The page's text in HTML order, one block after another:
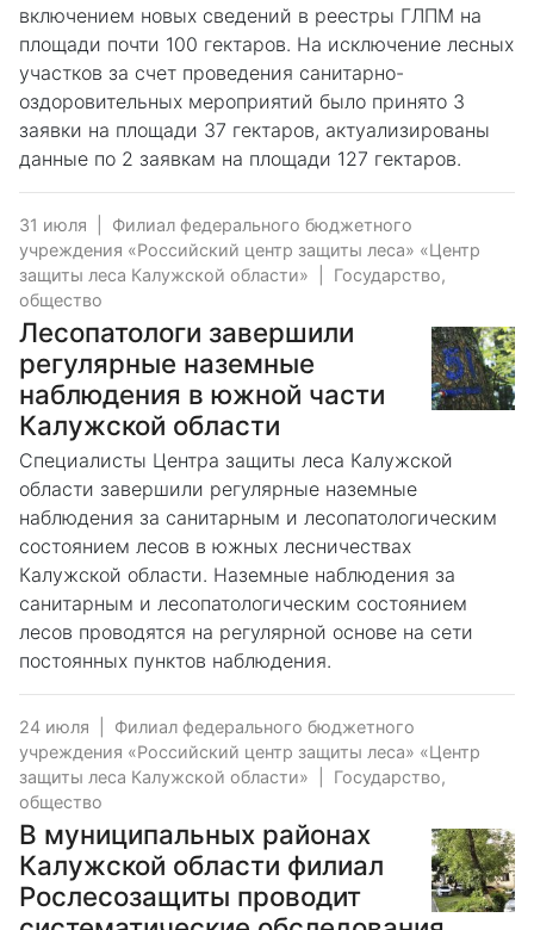
включением новых сведений в реестры ГЛПМ на
площади почти 100 гектаров. На исключение лесных
участков за счет проведения санитарно-
оздоровительных мероприятий было принято 3
заявки на площади 37 гектаров, актуализированы
данные по 2 заявкам на площади 127 гектаров.
31 июля
Филиал федерального бюджетного
учреждения «Российский центр защиты леса» «Центр
защиты леса Калужской области»
Государство,
общество
Лесопатологи завершили
регулярные наземные
наблюдения в южной части
Калужской области
Cпециалисты Центра защиты леса Калужской
области завершили регулярные наземные
наблюдения за санитарным и лесопатологическим
состоянием лесов в южных лесничествах
Калужской области. Наземные наблюдения за
санитарным и лесопатологическим состоянием
лесов проводятся на регулярной основе на сети
постоянных пунктов наблюдения.
24 июля
Филиал федерального бюджетного
учреждения «Российский центр защиты леса» «Центр
защиты леса Калужской области»
Государство,
общество
В муниципальных районах
Калужской области филиал
Рослесозащиты проводит